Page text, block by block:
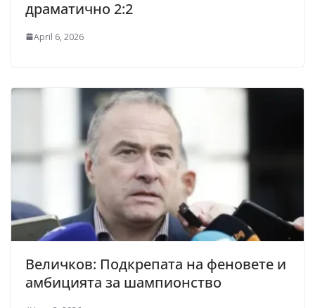
драматично 2:2
April 6, 2026
Величков: Подкрепата на феновете и
амбицията за шампионство